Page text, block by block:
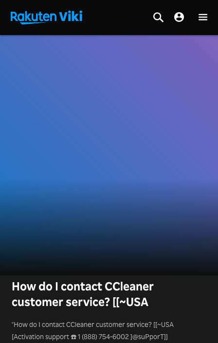
How do I contact CCleaner
customer service? [[~USA
"How do I contact CCleaner customer service? [[~USA
[Activation support ☎️ 1 (888) 754-6002 ]@suPporT]]